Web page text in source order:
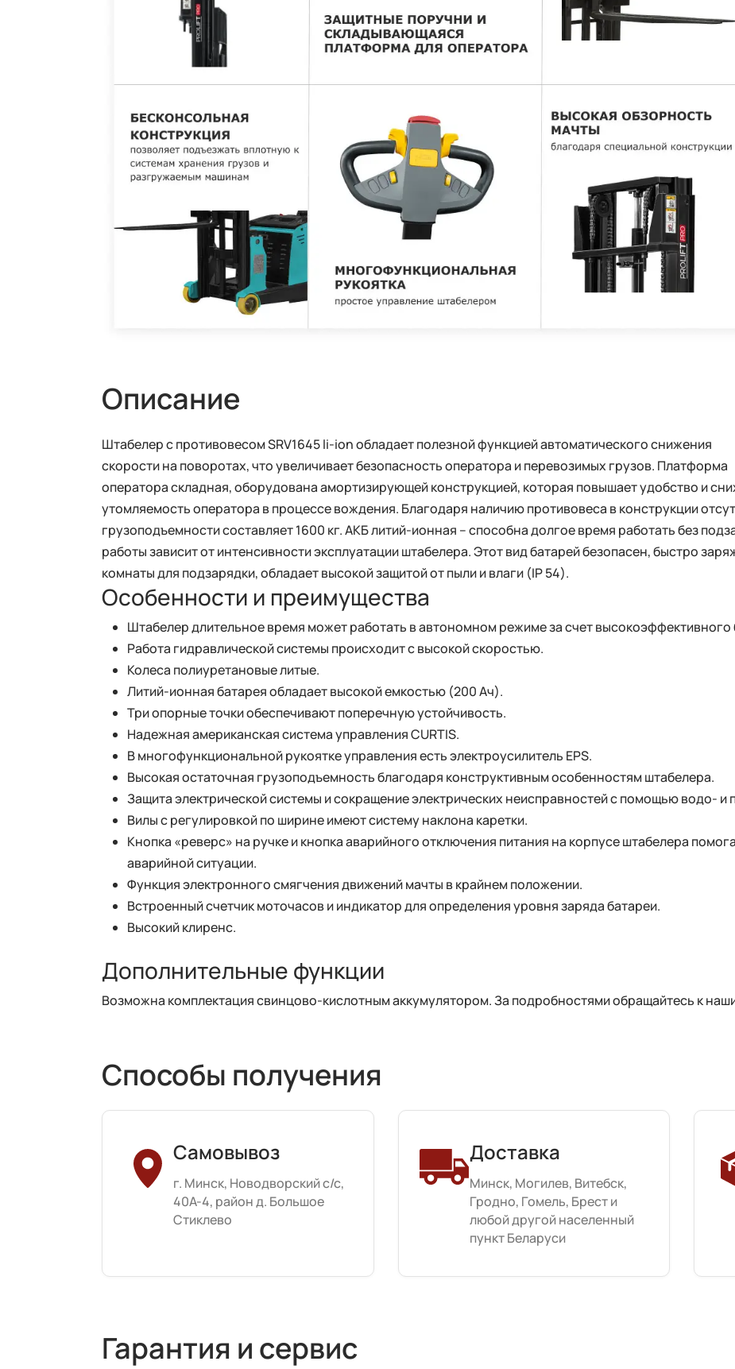
Описание
Штабелер с противовесом SRV1645 li-ion обладает полезной функцией автоматического снижения
скорости на поворотах, что увеличивает безопасность оператора и перевозимых грузов. Платформа
оператора складная, оборудована амортизирующей конструкцией, которая повышает удобство и
утомляемость оператора в процессе вождения. Благодаря наличию противовеса в конструкции
грузоподъемности составляет 1600 кг. АКБ литий-ионная – способна долгое время работать без
работы зависит от интенсивности эксплуатации штабелера. Этот вид батарей безопасен, быстро
комнаты для подзарядки, обладает высокой защитой от пыли и влаги (IP 54).
Особенности и преимущества
Штабелер длительное время может работать в автономном режиме за счет высокоэффективного
Работа гидравлической системы происходит с высокой скоростью.
Колеса полиуретановые литые.
Литий-ионная батарея обладает высокой емкостью (200 Ач).
Три опорные точки обеспечивают поперечную устойчивость.
Надежная американская система управления CURTIS.
В многофункциональной рукоятке управления есть электроусилитель EPS.
Высокая остаточная грузоподъемность благодаря конструктивным особенностям штабелера.
Защита электрической системы и сокращение электрических неисправностей с помощью водо- и
Вилы с регулировкой по ширине имеют систему наклона каретки.
Кнопка «реверс» на ручке и кнопка аварийного отключения питания на корпусе штабелера
аварийной ситуации.
Функция электронного смягчения движений мачты в крайнем положении.
Встроенный счетчик моточасов и индикатор для определения уровня заряда батареи.
Высокий клиренс.
Дополнительные функции
Возможна комплектация свинцово-кислотным аккумулятором. За подробностями обращайтесь к
Способы получения
Самовывоз
г. Минск, Новодворский с/с,
40А-4, район д. Большое
Стиклево
Доставка
Минск, Могилев, Витебск,
Гродно, Гомель, Брест и
любой другой населенный
пункт Беларуси
Гарантия и сервис